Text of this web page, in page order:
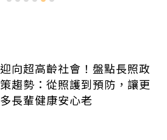
迎向超高齡社會！盤點長照政
策趨勢：從照護到預防，讓更
多長輩健康安心老